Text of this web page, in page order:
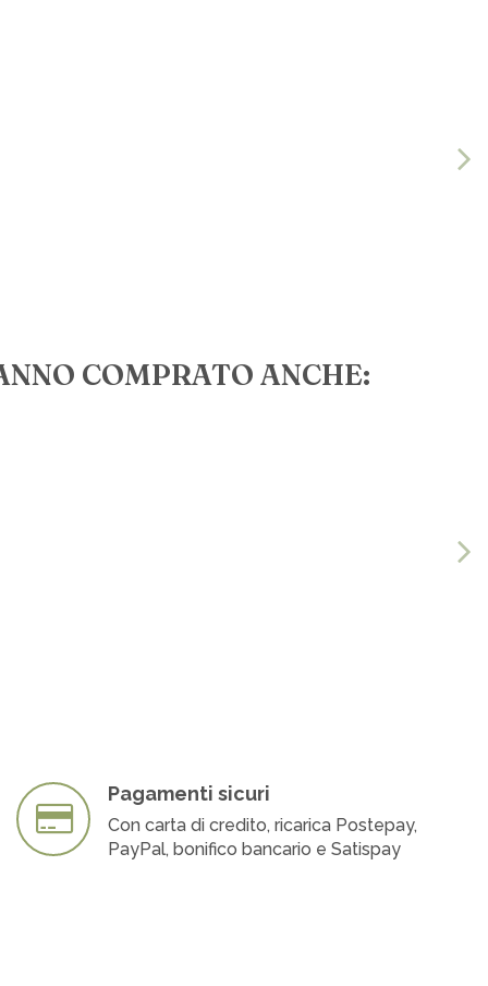
COMPRATO ANCHE:
Pagamenti sicuri
Con carta di credito, ricarica Postepay,
PayPal, bonifico bancario e Satispay